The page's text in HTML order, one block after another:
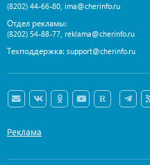
(8202) 44-66-80, ima@cherinfo.ru
Отдел рекламы:
(8202) 54-88-77, reklama@cherinfo.ru
Техподдержка: support@cherinfo.ru
Реклама